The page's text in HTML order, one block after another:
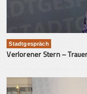
Stadtgespräch
Verlorener Stern –